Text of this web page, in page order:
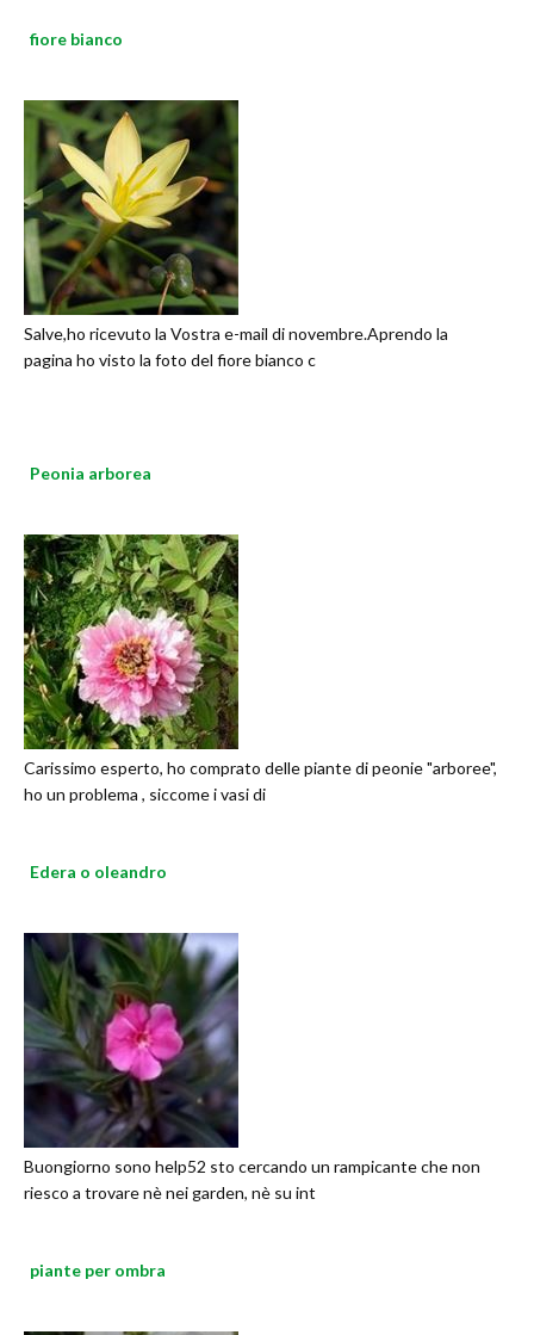
fiore bianco
Salve,ho ricevuto la Vostra e-mail di novembre.Aprendo la
pagina ho visto la foto del fiore bianco c
Peonia arborea
Carissimo esperto, ho comprato delle piante di peonie "arboree",
ho un problema , siccome i vasi di
Edera o oleandro
Buongiorno sono help52 sto cercando un rampicante che non
riesco a trovare nè nei garden, nè su int
piante per ombra